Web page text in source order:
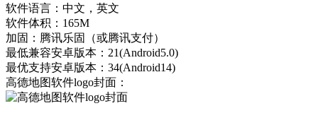
软件语言：中文，英文
软件体积：165M
加固：腾讯乐固（或腾讯支付）
最低兼容安卓版本：21(Android5.0)
最优支持安卓版本：34(Android14)
高德地图软件logo封面：